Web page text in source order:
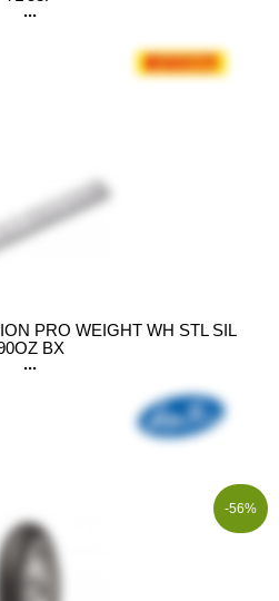
PRO WEIGHT WH STL SIL
BX
-56%